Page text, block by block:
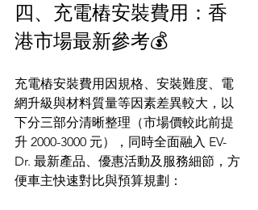
四、充電樁安裝費用：香
港市場最新參考💰
充電樁安裝費用因規格、安裝難度、電
網升級與材料質量等因素差異較大，以
下分三部分清晰整理（市場價較此前提
升 2000-3000 元），同時全面融入 EV-
Dr. 最新產品、優惠活動及服務細節，方
便車主快速對比與預算規劃：